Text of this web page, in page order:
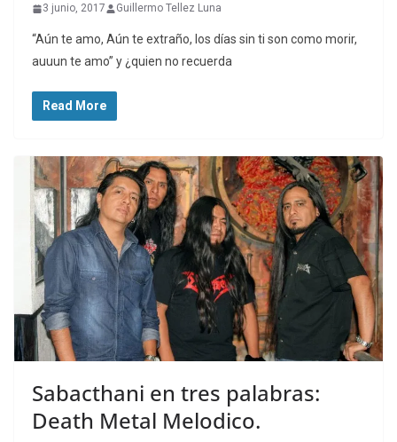
3 junio, 2017 Guillermo Tellez Luna
“Aún te amo, Aún te extraño, los días sin ti son como morir,
auuun te amo” y ¿quien no recuerda
Read More
Sabacthani en tres palabras:
Death Metal Melodico.